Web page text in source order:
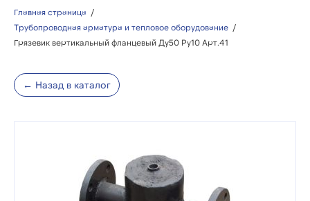
Главная страница /
Трубопроводная арматура и тепловое оборудование /
Грязевик вертикальный фланцевый Ду50 Ру10 Арт.41
← Назад в каталог